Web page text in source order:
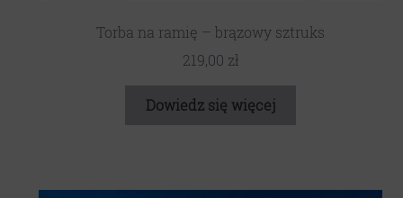
Torba na ramię – brązowy sztruks
219,00 zł
Dowiedz się więcej